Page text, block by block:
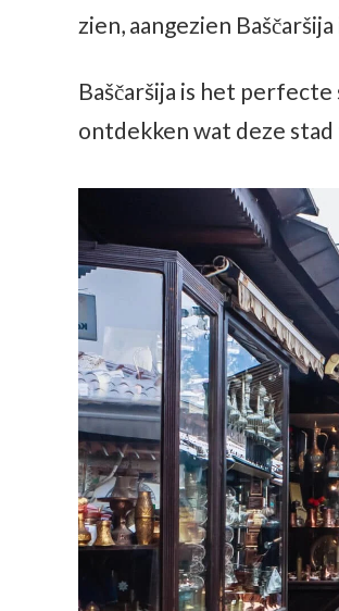
zien, aangezien
Baščaršija is het
ontdekken wat deze